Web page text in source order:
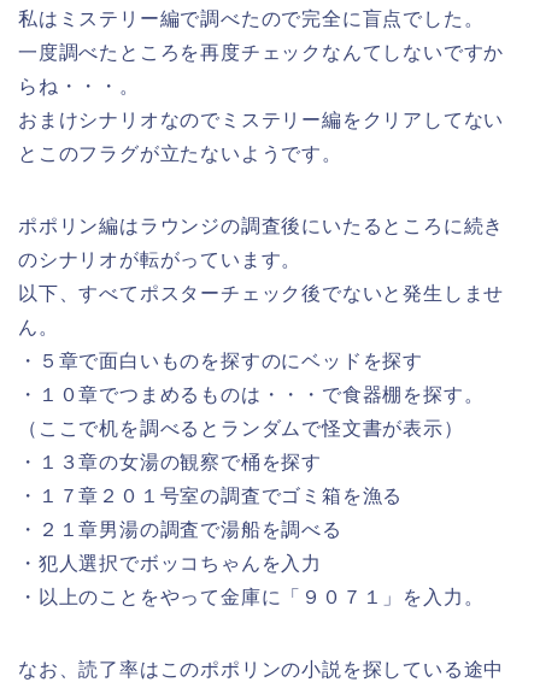
私はミステリー編で調べたので完全に盲点でした。
一度調べたところを再度チェックなんてしないですか
らね・・・。
おまけシナリオなのでミステリー編をクリアしてない
とこのフラグが立たないようです。
ポポリン編はラウンジの調査後にいたるところに続き
のシナリオが転がっています。
以下、すべてポスターチェック後でないと発生しませ
ん。
・５章で面白いものを探すのにベッドを探す
・１０章でつまめるものは・・・で食器棚を探す。
（ここで机を調べるとランダムで怪文書が表示）
・１３章の女湯の観察で桶を探す
・１７章２０１号室の調査でゴミ箱を漁る
・２１章男湯の調査で湯船を調べる
・犯人選択でボッコちゃんを入力
・以上のことをやって金庫に「９０７１」を入力。
なお、読了率はこのポポリンの小説を探している途中